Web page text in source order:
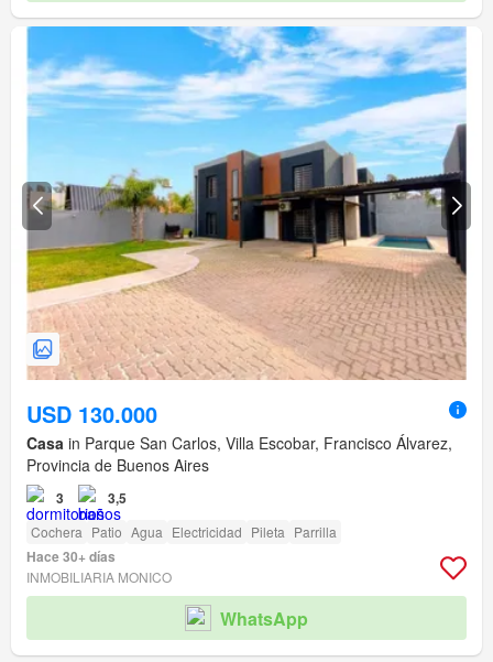
USD 130.000
Casa in Parque San Carlos, Villa Escobar, Francisco Álvarez,
Provincia de Buenos Aires
3 3,5
Cochera Patio Agua Electricidad Pileta Parrilla
Hace 30+ días
INMOBILIARIA MONICO
WhatsApp